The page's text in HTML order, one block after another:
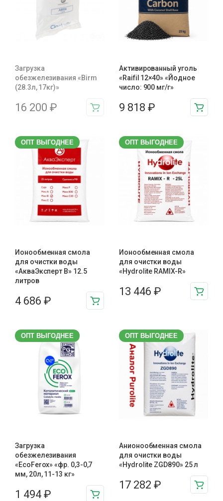
Загрузка
обезжелезивания «Birm
(28.3л, 17кг)»
16 200 ₽
Активированный уголь
«Raifil 12×40» «Йодное
число: 900 мг/г»
9 818 ₽
ОПТ ВЫГОДНЕЕ
Ионообменная смола
для очистки воды
«АкваЭксперт В» 12.5
литров
4 686 ₽
ОПТ ВЫГОДНЕЕ
Ионообменная смола
для очистки воды
«Hydrolite RAMIX-R»
13 446 ₽
ОПТ ВЫГОДНЕЕ
Загрузка
обезжелезивания
«EcoFerox» «фр. 0,3-0,7
мм, 20л, 11-13 кг»
1 494 ₽
ОПТ ВЫГОДНЕЕ
Анионообменная смола
для очистки воды
«Hydrolite ZGD890» 25 л
17 282 ₽